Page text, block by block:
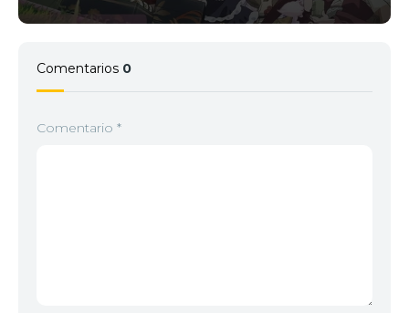
Comentarios 0
Comentario *